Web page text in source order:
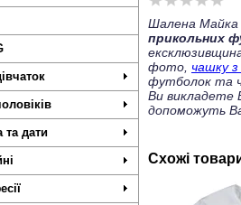
та дати
Шалена Майка
прикольних
фото, чашку
футболок та
Ви викладете
допоможуть
Схожі